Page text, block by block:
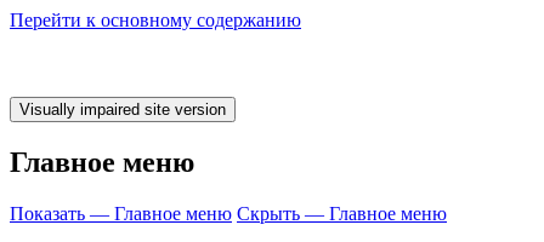
Перейти к основному содержанию
Главное меню
Показать — Главное меню Скрыть — Главное меню